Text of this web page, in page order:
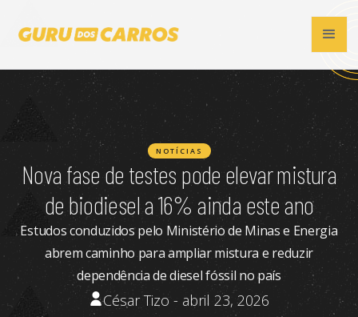
NOTÍCIAS
Nova fase de testes pode elevar mistura
de biodiesel a 16% ainda este ano
Estudos conduzidos pelo Ministério de Minas e Energia
abrem caminho para ampliar mistura e reduzir
dependência de diesel fóssil no país
César Tizo - abril 23, 2026